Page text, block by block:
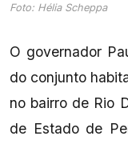
Foto: Hélia Scheppa
O governador
do conjunto
no bairro de Rio
de Estado de